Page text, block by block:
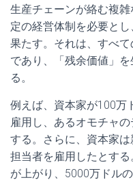
生産チェーンが絡む複
定の経営体制を必要と
果たす。それは、すべ
であり、「残余価値」
る。
例えば、資本家が100万
雇用し、あるオモチャ
する。さらに、資本家
担当者を雇用したとす
が上がり、5000万ドル